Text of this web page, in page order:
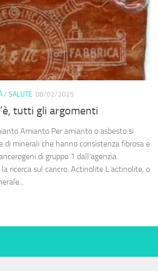
/ SALUTE 08/02/2025
tutti gli argomenti
Amianto Per amianto o asbesto si
di minerali che hanno consistenza fibrosa e
di gruppo 1 dall’agenzia
ricerca sul cancro. Actinolite L’actinolite, o